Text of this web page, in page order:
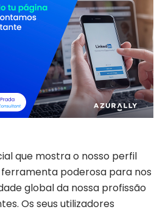
que mostra o nosso perfil
ferramenta poderosa para nos
global da nossa profissão
Os seus utilizadores